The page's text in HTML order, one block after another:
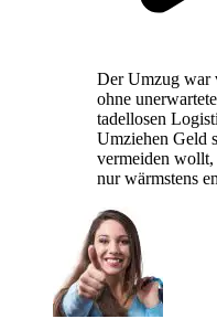
Der Umzug war
ohne
tadellosen
Umziehen Geld
vermeiden wollt,
nur wärmstens